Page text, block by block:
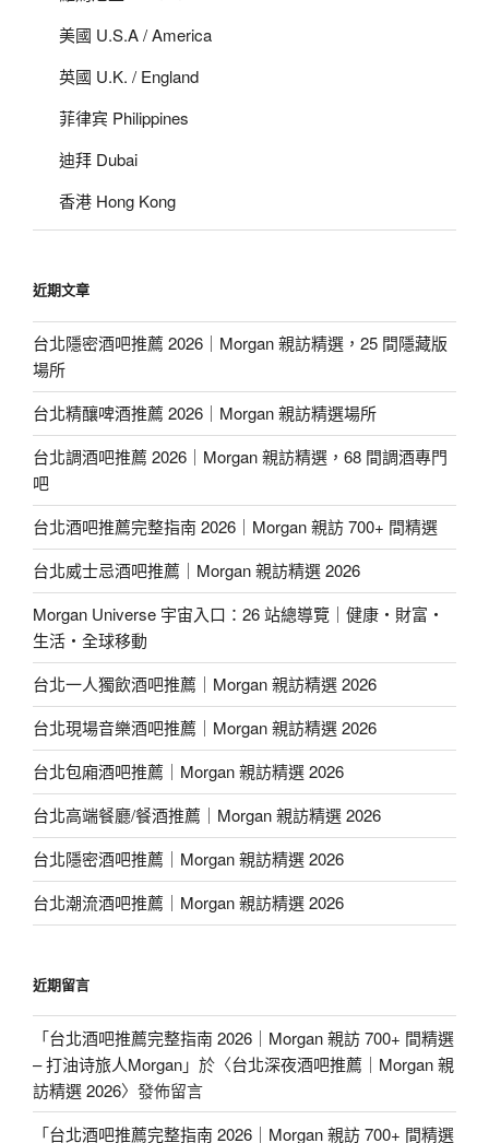
美國 U.S.A / America
英國 U.K. / England
菲律宾 Philippines
迪拜 Dubai
香港 Hong Kong
近期文章
台北隱密酒吧推薦 2026｜Morgan 親訪精選，25 間隱藏版
場所
台北精釀啤酒推薦 2026｜Morgan 親訪精選場所
台北調酒吧推薦 2026｜Morgan 親訪精選，68 間調酒專門
吧
台北酒吧推薦完整指南 2026｜Morgan 親訪 700+ 間精選
台北威士忌酒吧推薦｜Morgan 親訪精選 2026
Morgan Universe 宇宙入口：26 站總導覽｜健康・財富・
生活・全球移動
台北一人獨飲酒吧推薦｜Morgan 親訪精選 2026
台北現場音樂酒吧推薦｜Morgan 親訪精選 2026
台北包廂酒吧推薦｜Morgan 親訪精選 2026
台北高端餐廳/餐酒推薦｜Morgan 親訪精選 2026
台北隱密酒吧推薦｜Morgan 親訪精選 2026
台北潮流酒吧推薦｜Morgan 親訪精選 2026
近期留言
「台北酒吧推薦完整指南 2026｜Morgan 親訪 700+ 間精選
– 打油诗旅人Morgan」於〈台北深夜酒吧推薦｜Morgan 親
訪精選 2026〉發佈留言
「台北酒吧推薦完整指南 2026｜Morgan 親訪 700+ 間精選